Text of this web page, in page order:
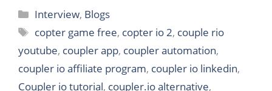
Categories
Interview, Blogs
Tags
copter game free, copter io 2, couple rio
youtube, coupler app, coupler automation,
coupler io affiliate program, coupler io linkedin,
Coupler io tutorial, coupler.io alternative,